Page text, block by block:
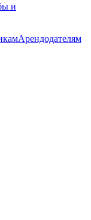
и
Арендодателям